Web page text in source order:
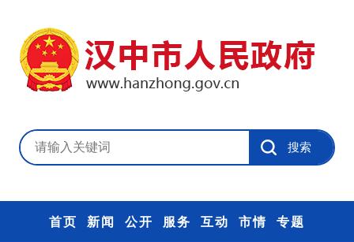
首页 新闻 公开 服务 互动 市情 专题